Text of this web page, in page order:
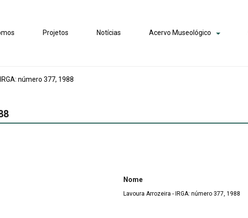
Projetos Notícias Acervo Museológico
número 377, 1988
Nome
Lavoura Arrozeira - IRGA: número 377, 1988